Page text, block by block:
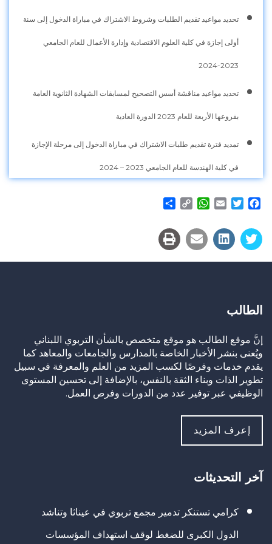
تحديد مواعيد تقديم الطلبات وشروط الاشتراك في مباراة الدخول إلى سنة
أولى إجازة في كلية العلوم الاقتصادية وإدارة الأعمال للعام الجامعي
2023-2024
تحديد مواعيد مناقشة أسس التصحيح لمسابقات الشهادة الثانوية العامة
بفروعها الأربعة للعام 2023 الدورة العادية
تمديد فترة تقديم طلبات الاشتراك في مباراة الدخول إلى مرحلة الإجازة
في كلية الهندسة للعام الجامعي 2023 – 2024
Facebook
Twitter
Email
WhatsApp
Copy
الطالب
إنَّ موقع الطالب هو موقع متخصص بالشأن التربوي اللبناني
ويُعنى بنشر الأخبار الخاصة بالمدارس والجامعات والمعاهد كما
يقدم خدمات وفرصًا لكسب المزيد من العلم والمعرفة في سبيل
تطوير الذات وبناء الثقة بالنفس، بالإضافة إلى تحسين المستوى
الوظيفي عبر توفير عدد من الدورات وفرص العمل.
إعرف المزيد
آخر التحديثات
كرامي تستنكر تدمير مجمع تربوي في عيناثا وتناشد
الدول الكبرى للضغط لوقف استهداف المؤسسات